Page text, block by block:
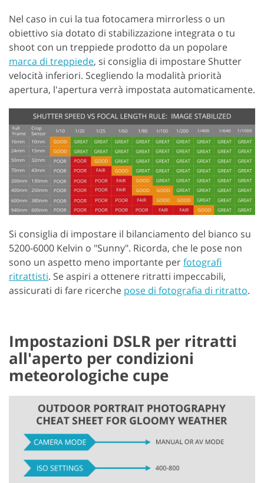
Nel caso in cui la tua fotocamera mirrorless o un
obiettivo sia dotato di stabilizzazione integrata o tu
shoot con un treppiede prodotto da un popolare
marca di treppiede, si consiglia di impostare Shutter
velocità inferiori. Scegliendo la modalità priorità
apertura, l'apertura verrà impostata automaticamente.
Si consiglia di impostare il bilanciamento del bianco su
5200-6000 Kelvin o "Sunny". Ricorda, che le pose non
sono un aspetto meno importante perfotografi
ritrattisti. Se aspiri a ottenere ritratti impeccabili,
assicurati di fare ricerche pose di fotografia di ritratto.
Impostazioni DSLR per ritratti
all'aperto per condizioni
meteorologiche cupe